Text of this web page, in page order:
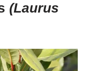
(Laurus